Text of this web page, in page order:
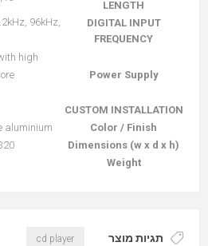
LENGTH
DIGITAL INPUT
FREQUENCY
96kHz,
Power Supply
high
CUSTOM INSTALLATION
Color / Finish
aluminium
Dimensions (w x d x h)
280 x 110 mm
Weight
תגיות מוצר cd player